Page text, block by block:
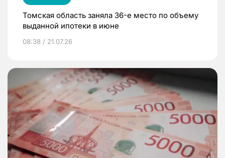
Томская область заняла 36-е место по объему
выданной ипотеки в июне
08:38 / 21.07.26